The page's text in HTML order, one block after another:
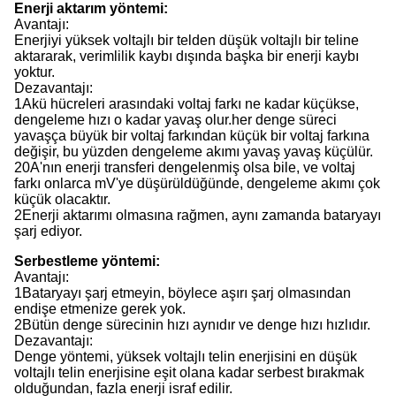
Enerji aktarım yöntemi:
Avantajı:
Enerjiyi yüksek voltajlı bir telden düşük voltajlı bir teline
aktararak, verimlilik kaybı dışında başka bir enerji kaybı
yoktur.
Dezavantajı:
1Akü hücreleri arasındaki voltaj farkı ne kadar küçükse,
dengeleme hızı o kadar yavaş olur.her denge süreci
yavaşça büyük bir voltaj farkından küçük bir voltaj farkına
değişir, bu yüzden dengeleme akımı yavaş yavaş küçülür.
20A'nın enerji transferi dengelenmiş olsa bile, ve voltaj
farkı onlarca mV'ye düşürüldüğünde, dengeleme akımı çok
küçük olacaktır.
2Enerji aktarımı olmasına rağmen, aynı zamanda bataryayı
şarj ediyor.
Serbestleme yöntemi:
Avantajı:
1Bataryayı şarj etmeyin, böylece aşırı şarj olmasından
endişe etmenize gerek yok.
2Bütün denge sürecinin hızı aynıdır ve denge hızı hızlıdır.
Dezavantajı:
Denge yöntemi, yüksek voltajlı telin enerjisini en düşük
voltajlı telin enerjisine eşit olana kadar serbest bırakmak
olduğundan, fazla enerji israf edilir.